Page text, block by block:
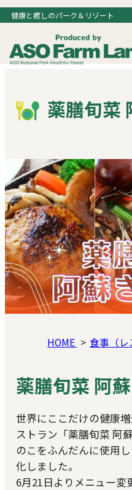
健康と癒しのパーク＆リゾート
薬膳旬菜
HOME 食事（レ
薬膳旬菜 阿
世界にここだけの健康
ストラン「薬膳旬菜 阿
のこをふんだんに使用
化しました。
6月21日よりメニュー変